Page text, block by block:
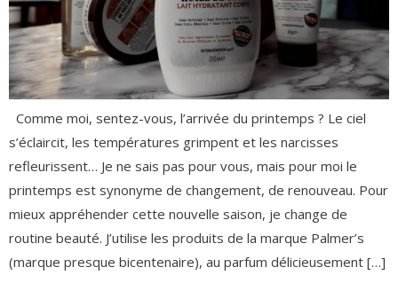
Comme moi, sentez-vous, l’arrivée du printemps ? Le ciel
s’éclaircit, les températures grimpent et les narcisses
refleurissent… Je ne sais pas pour vous, mais pour moi le
printemps est synonyme de changement, de renouveau. Pour
mieux appréhender cette nouvelle saison, je change de
routine beauté. J’utilise les produits de la marque Palmer’s
(marque presque bicentenaire), au parfum délicieusement […]